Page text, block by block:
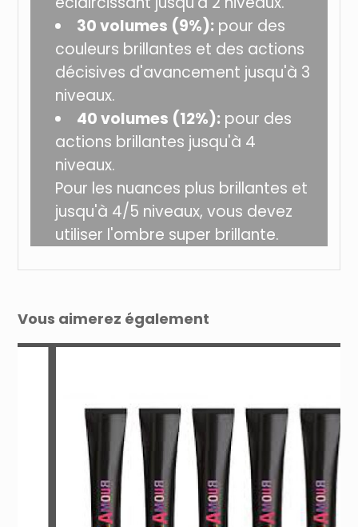
30 volumes (9%): pour des
couleurs brillantes et des actions
décisives d'avancement jusqu'à 3
niveaux.
40 volumes (12%): pour des
actions brillantes jusqu'à 4
niveaux.
Pour les nuances plus brillantes et
jusqu'à 4/5 niveaux, vous devez
utiliser l'ombre super brillante.
Vous aimerez également